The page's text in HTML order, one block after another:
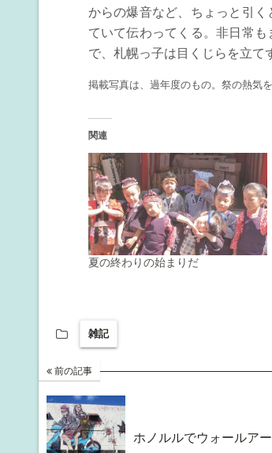
からの爆音など、ちょっと引
ていて伝わってくる。非日常
で、札幌っ子は目くじらを立て
掲載写真は、過年度のもの。祭の熱気
関連
夏の終わりの始まりだ
雑記
前の記事
ホノルルでウォールア